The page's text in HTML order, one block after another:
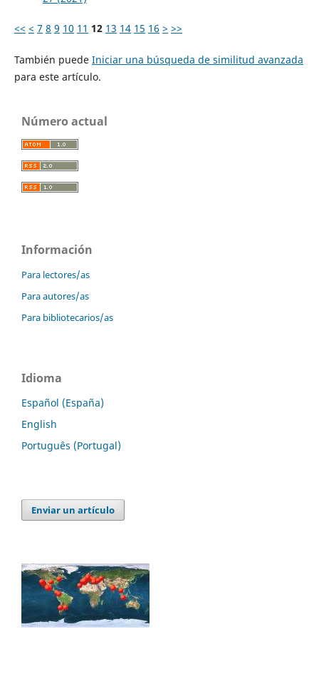
<< < 7 8 9 10 11 12 13 14 15 16 > >>
También puede Iniciar una búsqueda de similitud avanzada
para este artículo.
Número actual
Información
Para lectores/as
Para autores/as
Para bibliotecarios/as
Idioma
Español (España)
English
Português (Portugal)
Enviar un artículo